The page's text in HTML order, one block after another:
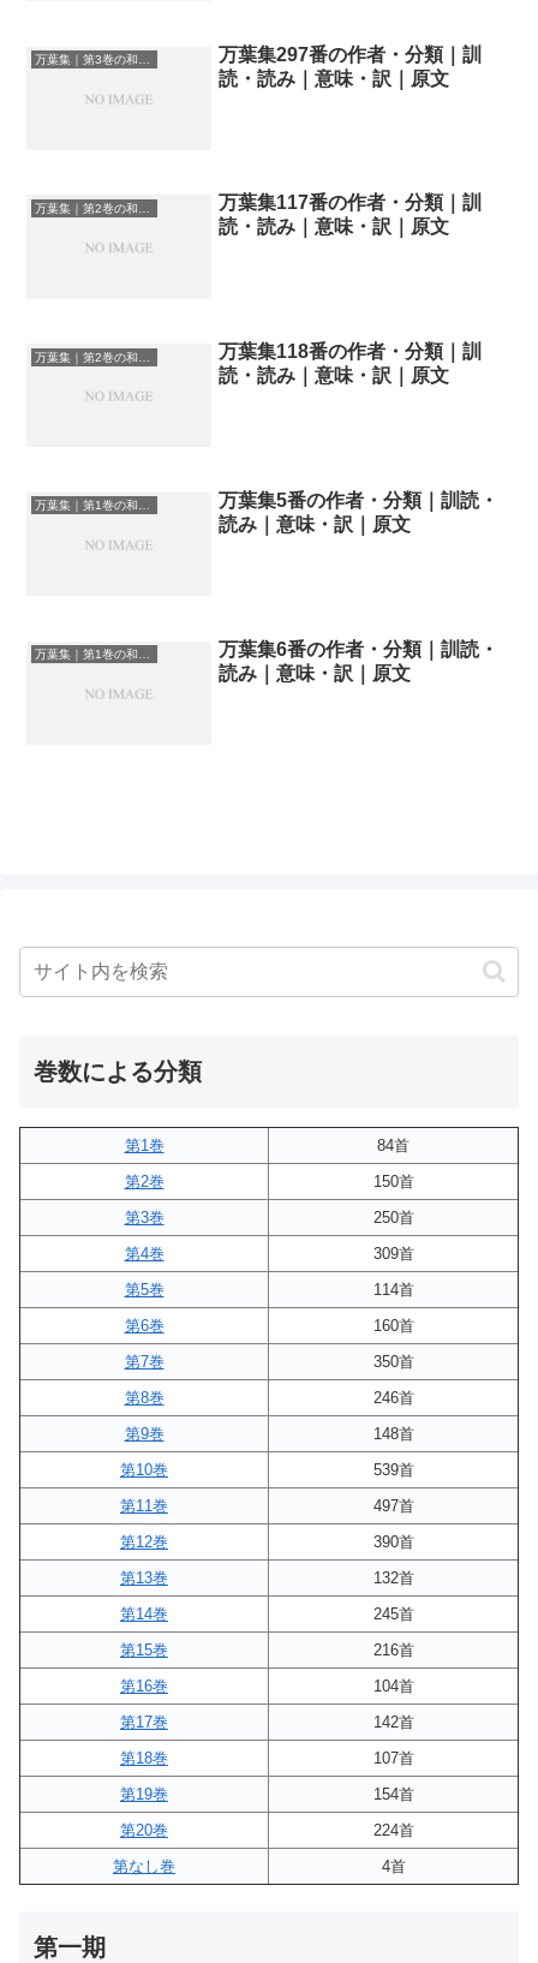
万葉集297番の作者・分類｜訓
読・読み｜意味・訳｜原文
万葉集117番の作者・分類｜訓
読・読み｜意味・訳｜原文
万葉集118番の作者・分類｜訓
読・読み｜意味・訳｜原文
万葉集｜第1巻の和歌一覧
万葉集5番の作者・分類｜訓読・
読み｜意味・訳｜原文
万葉集6番の作者・分類｜訓読・
読み｜意味・訳｜原文
巻数による分類
第1巻
84首
第2巻
150首
第3巻
250首
第4巻
309首
第5巻
114首
第6巻
160首
第7巻
350首
第8巻
246首
第9巻
148首
第10巻
539首
第11巻
497首
第12巻
390首
第13巻
132首
第14巻
245首
第15巻
216首
第16巻
104首
第17巻
142首
第18巻
107首
第19巻
154首
第20巻
224首
第なし巻
4首
第一期